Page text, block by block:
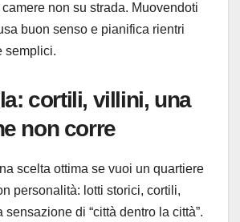
non su strada. Muovendoti
buon senso e pianifica rientri
semplici.
cortili, villini, una
non corre
scelta ottima se vuoi un quartiere
personalità: lotti storici, cortili,
di “città dentro la città”.